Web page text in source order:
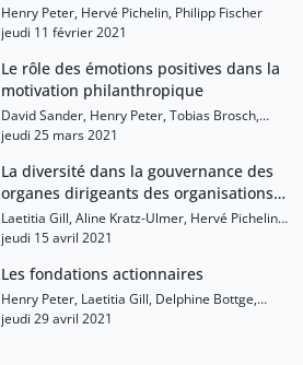
Henry Peter, Hervé Pichelin, Philipp Fischer
jeudi 11 février 2021
Le rôle des émotions positives dans la
motivation philanthropique
David Sander, Henry Peter, Tobias Brosch,
Florian Cova, Laetitia Gill
jeudi 25 mars 2021
La diversité dans la gouvernance des
organes dirigeants des organisations
non-profit (associations et fondations)
Laetitia Gill, Aline Kratz-Ulmer, Hervé Pichelin,
Aline Freiburghaus
jeudi 15 avril 2021
Les fondations actionnaires
Henry Peter, Laetitia Gill, Delphine Bottge,
Marianne Philip, Virginie Seghers, Achim
jeudi 29 avril 2021